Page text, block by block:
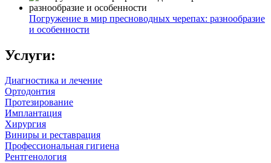
Погружение в мир пресноводных черепах: разнообразие
и особенности
Услуги:
Диагностика и лечение
Ортодонтия
Протезирование
Имплантация
Хирургия
Виниры и реставрация
Профессиональная гигиена
Рентгенология